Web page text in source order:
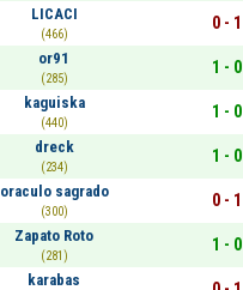
LICACI
(466)
0 - 1
or91
(285)
1 - 0
kaguiska
(440)
1 - 0
dreck
(234)
1 - 0
oraculo sagrado
(300)
0 - 1
Zapato Roto
(281)
1 - 0
karabas